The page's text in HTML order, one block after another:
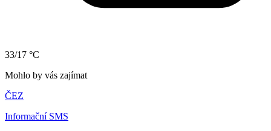
33/17 °C
Mohlo by vás zajímat
ČEZ
Informační SMS